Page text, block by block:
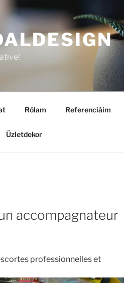
Rólam Referenciáim
Üzletdekor
accompagnateur
professionnelles et